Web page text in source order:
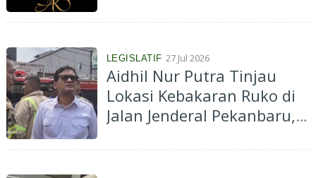
Usaha hingga Hadir di
LEGISLATIF 27 Jul 2026
Aidhil Nur Putra Tinjau
Lokasi Kebakaran Ruko di
Jalan Jenderal Pekanbaru,
Damkar